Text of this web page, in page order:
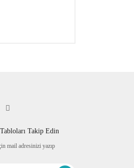
Takip Edin
mail adresinizi yazıp